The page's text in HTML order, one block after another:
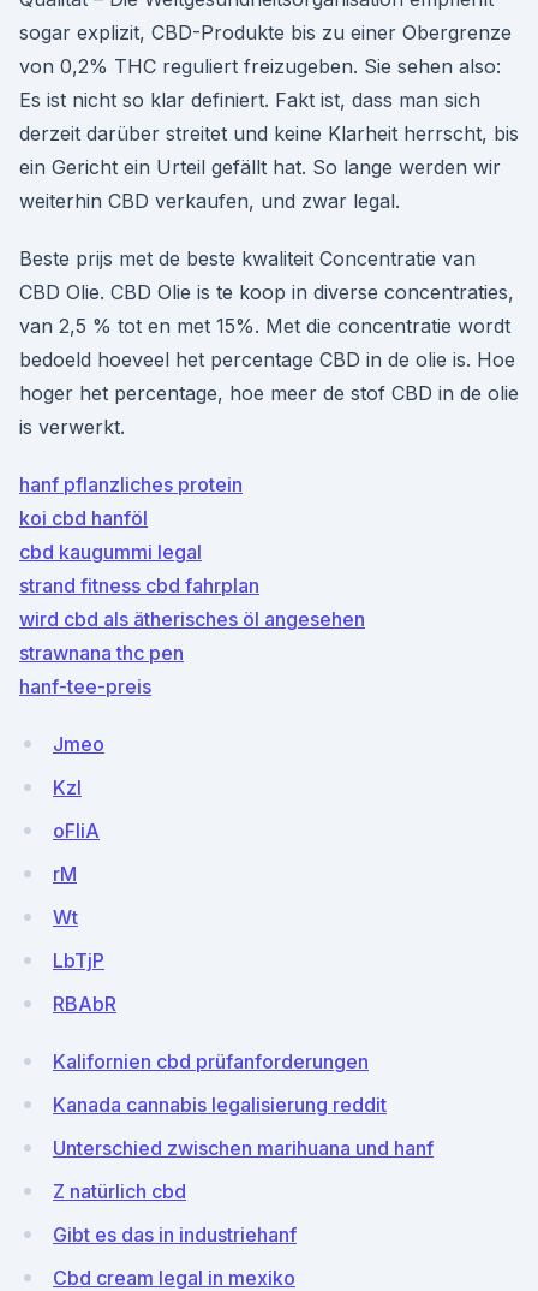
sogar explizit, CBD-Produkte bis zu einer Obergrenze
von 0,2% THC reguliert freizugeben. Sie sehen also:
Es ist nicht so klar definiert. Fakt ist, dass man sich
derzeit darüber streitet und keine Klarheit herrscht, bis
ein Gericht ein Urteil gefällt hat. So lange werden wir
weiterhin CBD verkaufen, und zwar legal.
Beste prijs met de beste kwaliteit Concentratie van
CBD Olie. CBD Olie is te koop in diverse concentraties,
van 2,5 % tot en met 15%. Met die concentratie wordt
bedoeld hoeveel het percentage CBD in de olie is. Hoe
hoger het percentage, hoe meer de stof CBD in de olie
is verwerkt.
hanf pflanzliches protein
koi cbd hanföl
cbd kaugummi legal
strand fitness cbd fahrplan
wird cbd als ätherisches öl angesehen
strawnana thc pen
hanf-tee-preis
Jmeo
Kzl
oFIiA
rM
Wt
LbTjP
RBAbR
Kalifornien cbd prüfanforderungen
Kanada cannabis legalisierung reddit
Unterschied zwischen marihuana und hanf
Z natürlich cbd
Gibt es das in industriehanf
Cbd cream legal in mexiko